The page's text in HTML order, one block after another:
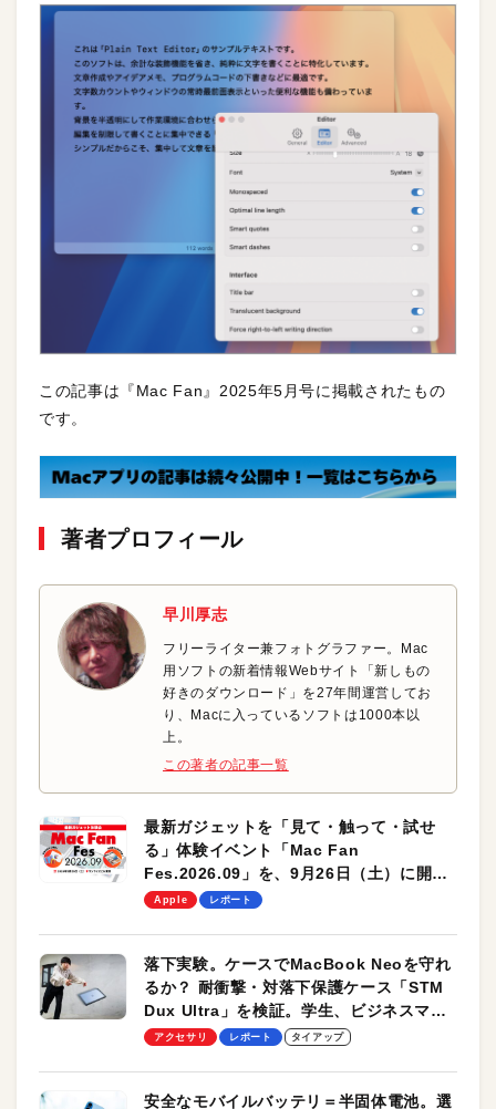
この記事は『Mac Fan』2025年5月号に掲載されたもの
です。
著者プロフィール
早川厚志
フリーライター兼フォトグラファー。Mac
用ソフトの新着情報Webサイト「新しもの
好きのダウンロード」を27年間運営してお
り、Macに入っているソフトは1000本以
上。
この著者の記事一覧
最新ガジェットを「見て・触って・試せ
る」体験イベント「Mac Fan
Fes.2026.09」を、9月26日（土）に開催
します！
Apple レポート
落下実験。ケースでMacBook Neoを守れ
るか？ 耐衝撃・対落下保護ケース「STM
Dux Ultra」を検証。学生、ビジネスマン
のモバイルユースに最適！
アクセサリ レポート タイアップ
安全なモバイルバッテリ＝半固体電池。選